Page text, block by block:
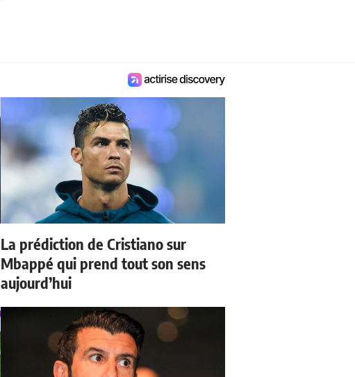
La prédiction de Cristiano sur
Mbappé qui prend tout son sens
aujourd’hui